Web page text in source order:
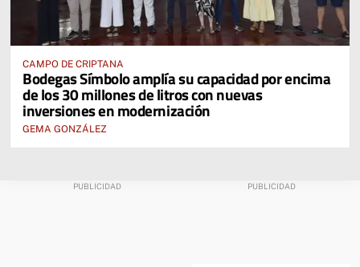
CAMPO DE CRIPTANA
Bodegas Símbolo amplía su capacidad por encima
de los 30 millones de litros con nuevas
inversiones en modernización
GEMA GONZÁLEZ